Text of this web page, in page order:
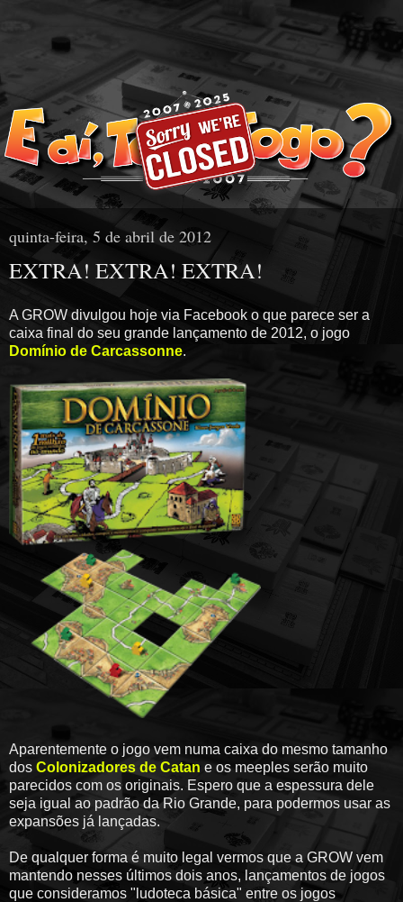
quinta-feira, 5 de abril de 2012
EXTRA! EXTRA! EXTRA!
A GROW divulgou hoje via Facebook o que parece ser a
caixa final do seu grande lançamento de 2012, o jogo
Domínio de Carcassonne.
Aparentemente o jogo vem numa caixa do mesmo tamanho
dos Colonizadores de Catan e os meeples serão muito
parecidos com os originais. Espero que a espessura dele
seja igual ao padrão da Rio Grande, para podermos usar as
expansões já lançadas.
De qualquer forma é muito legal vermos que a GROW vem
mantendo nesses últimos dois anos, lançamentos de jogos
que consideramos "ludoteca básica" entre os jogos